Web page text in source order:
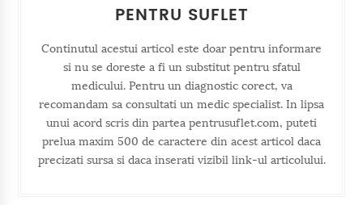
PENTRU SUFLET
Continutul acestui articol este doar pentru informare
si nu se doreste a fi un substitut pentru sfatul
medicului. Pentru un diagnostic corect, va
recomandam sa consultati un medic specialist. In lipsa
unui acord scris din partea pentrusuflet.com, puteti
prelua maxim 500 de caractere din acest articol daca
precizati sursa si daca inserati vizibil link-ul articolului.